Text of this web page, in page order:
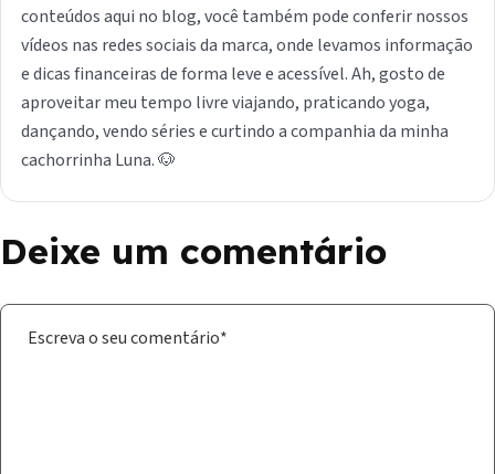
conteúdos aqui no blog, você também pode conferir nossos
vídeos nas redes sociais da marca, onde levamos informação
e dicas financeiras de forma leve e acessível. Ah, gosto de
aproveitar meu tempo livre viajando, praticando yoga,
dançando, vendo séries e curtindo a companhia da minha
cachorrinha Luna. 🐶
Deixe um comentário